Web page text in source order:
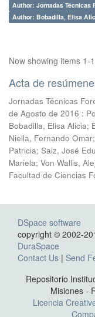
Author: Jornadas Técnicas
Author: Bobadilla, Elisa
Now showing items 1-
Acta de
Jornadas Técnicas
de Agosto de 2016 :
Bobadilla, Elisa Alicia;
Niella, Fernando
Patricia; Saiz, José
Mariela; Von Wallis,
Facultad de Ciencias
DSpace software
copyright © 2002-
DuraSpace
Contact Us | Send
Repositorio
Misiones -
Licencia